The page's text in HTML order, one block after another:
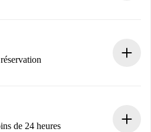
de toutes les informations
rien tant que le propriétaire
de 24 heures